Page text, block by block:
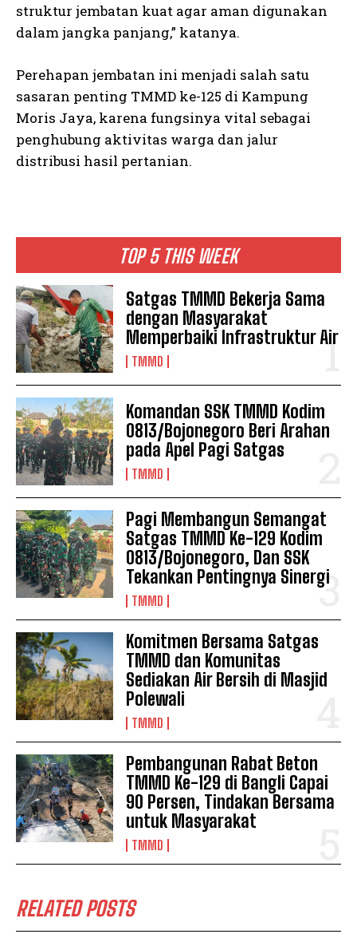
TOP 5 THIS WEEK
Satgas TMMD Bekerja Sama
dengan Masyarakat
Memperbaiki Infrastruktur Air
TMMD
Komandan SSK TMMD Kodim
0813/Bojonegoro Beri Arahan
pada Apel Pagi Satgas
TMMD
Pagi Membangun Semangat
Satgas TMMD Ke-129 Kodim
0813/Bojonegoro, Dan SSK
Tekankan Pentingnya Sinergi
TMMD
Komitmen Bersama Satgas
TMMD dan Komunitas
Sediakan Air Bersih di Masjid
Polewali
TMMD
Pembangunan Rabat Beton
TMMD Ke-129 di Bangli Capai
90 Persen, Tindakan Bersama
untuk Masyarakat
TMMD
RELATED POSTS
struktur jembatan kuat agar aman digunakan
dalam jangka panjang,” katanya.
Perehapan jembatan ini menjadi salah satu
sasaran penting TMMD ke-125 di Kampung
Moris Jaya, karena fungsinya vital sebagai
penghubung aktivitas warga dan jalur
distribusi hasil pertanian.